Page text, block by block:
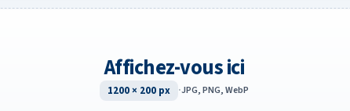
Affichez-vous ici
1200 × 200 px ·JPG, PNG, WebP